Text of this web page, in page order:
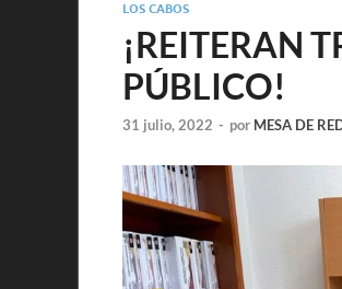
LOS CABOS
¡REITERAN
PÚBLICO!
31 julio, 2022 - por MESA DE